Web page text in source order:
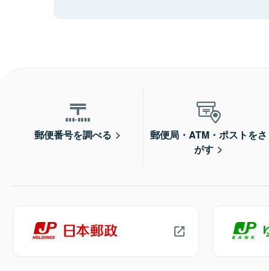
郵便番号を調べる
郵便局・ATM・ポストをさ
がす